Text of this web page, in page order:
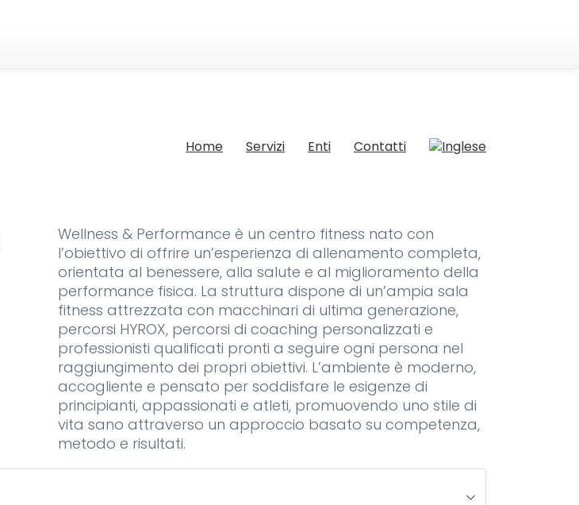
Home Servizi Enti Contatti
Wellness & Performance è un centro fitness nato con
l’obiettivo di offrire un’esperienza di allenamento completa,
orientata al benessere, alla salute e al miglioramento della
performance fisica. La struttura dispone di un’ampia sala
fitness attrezzata con macchinari di ultima generazione,
percorsi HYROX, percorsi di coaching personalizzati e
professionisti qualificati pronti a seguire ogni persona nel
raggiungimento dei propri obiettivi. L’ambiente è moderno,
accogliente e pensato per soddisfare le esigenze di
principianti, appassionati e atleti, promuovendo uno stile di
vita sano attraverso un approccio basato su competenza,
metodo e risultati.